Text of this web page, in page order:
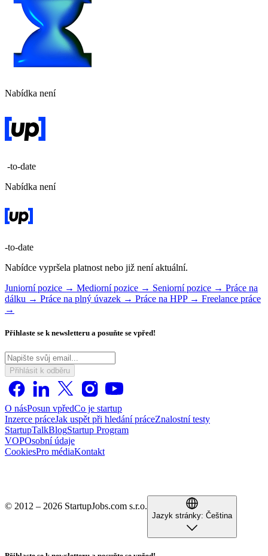
Nabídka není
-to-date
Nabídka není
-to-date
Nabídce vypršela platnost nebo již není aktuální.
Juniorní pozice → Mediorní pozice → Seniorní pozice → Práce na
dálku → Práce na plný úvazek → Práce na HPP → Freelance práce
→
Přihlaste se k newsletteru a posuňte se vpřed!
Přihlásit k odběru
O násPosun vpředCo je startup
Inzerce práceJak uspět při hledání práceZnalostní testy
StartupTalkBlogStartup Program
VOPOsobní údaje
CookiesPro médiaKontakt
© 2012 – 2026 StartupJobs.com s.r.o.
Jazyk stránky: Čeština